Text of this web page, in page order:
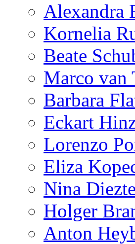
Alexandra
Kornelia
Beate
Marco van
Barbara
Eckart
Lorenzo
Eliza
Nina
Holger
Anton